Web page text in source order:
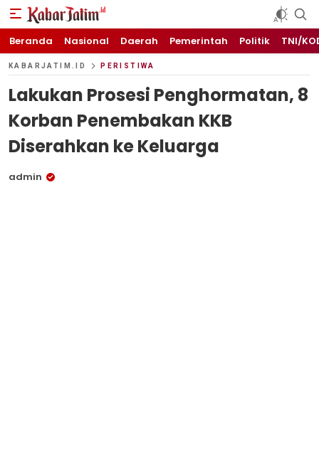
KABARJATIM.id
Kabar Jawa timuran
Beranda Nasional Daerah Pemerintah Politik TNI/
KABARJATIM.ID PERISTIWA
Lakukan Prosesi Penghormatan, 8
Korban Penembakan KKB
Diserahkan ke Keluarga
admin